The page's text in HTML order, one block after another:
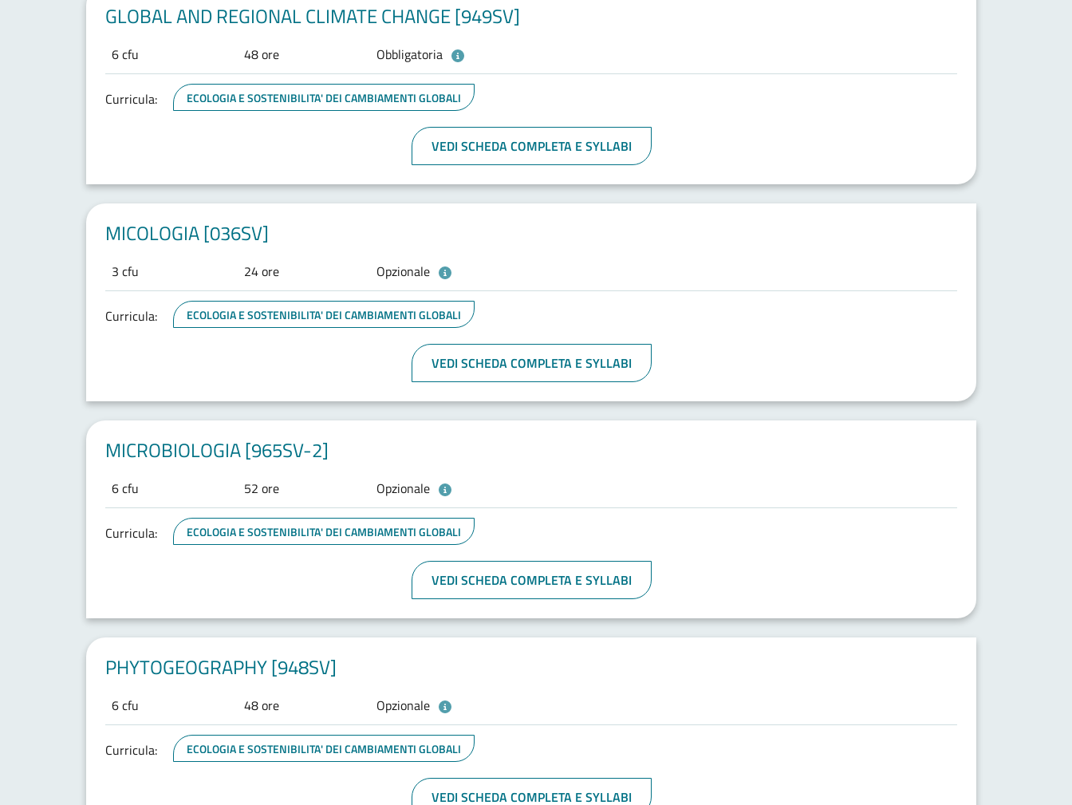
GLOBAL AND REGIONAL CLIMATE CHANGE [949SV]
6 cfu 48 ore Obbligatoria
Curricula: ECOLOGIA E SOSTENIBILITA' DEI CAMBIAMENTI GLOBALI
VEDI SCHEDA COMPLETA E SYLLABI
MICOLOGIA [036SV]
3 cfu 24 ore Opzionale
Curricula: ECOLOGIA E SOSTENIBILITA' DEI CAMBIAMENTI GLOBALI
VEDI SCHEDA COMPLETA E SYLLABI
MICROBIOLOGIA [965SV-2]
6 cfu 52 ore Opzionale
Curricula: ECOLOGIA E SOSTENIBILITA' DEI CAMBIAMENTI GLOBALI
VEDI SCHEDA COMPLETA E SYLLABI
PHYTOGEOGRAPHY [948SV]
6 cfu 48 ore Opzionale
Curricula: ECOLOGIA E SOSTENIBILITA' DEI CAMBIAMENTI GLOBALI
VEDI SCHEDA COMPLETA E SYLLABI